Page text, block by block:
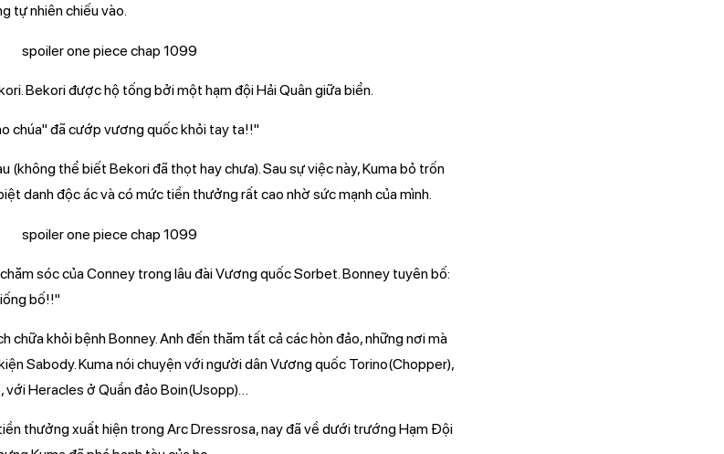
tự nhiên chiếu vào.
Bekori được hộ tống bởi một hạm đội Hải Quân giữa biển.
chúa" đã cướp vương quốc khỏi tay ta!!"
(không thể biết Bekori đã thọt hay chưa). Sau sự việc này, Kuma bỏ trốn
danh độc ác và có mức tiền thưởng rất cao nhờ sức mạnh của mình.
sóc của Conney trong lâu đài Vương quốc Sorbet. Bonney tuyên bố:
bố!!"
chữa khỏi bệnh Bonney. Anh đến thăm tất cả các hòn đảo, những nơi mà
Sabody. Kuma nói chuyện với người dân Vương quốc Torino(Chopper),
với Heracles ở Quần đảo Boin(Usopp)…
thưởng xuất hiện trong Arc Dressrosa, nay đã về dưới trướng Hạm Đội